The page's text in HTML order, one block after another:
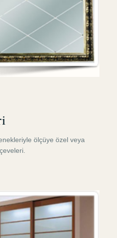
ölçüye özel veya